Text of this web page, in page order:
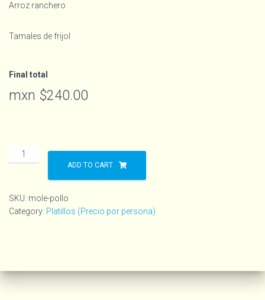
Arroz ranchero
Tamales de frijol
Final total
mxn $240.00
ADD TO CART
SKU: mole-pollo
Category: Platillos (Precio por persona)